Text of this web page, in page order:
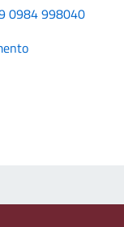
0984 998040